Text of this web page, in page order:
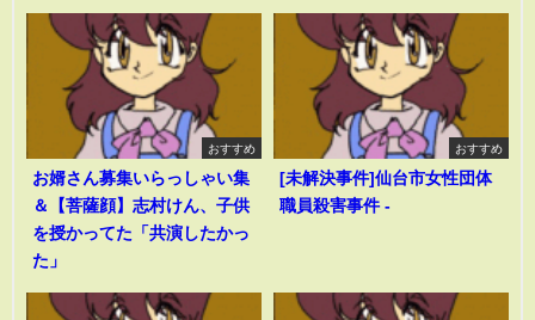
おすすめ
お婿さん募集いらっしゃい集
＆【菩薩顔】志村けん、子供
を授かってた「共演したかっ
た」
おすすめ
[未解決事件]仙台市女性団体
職員殺害事件 -